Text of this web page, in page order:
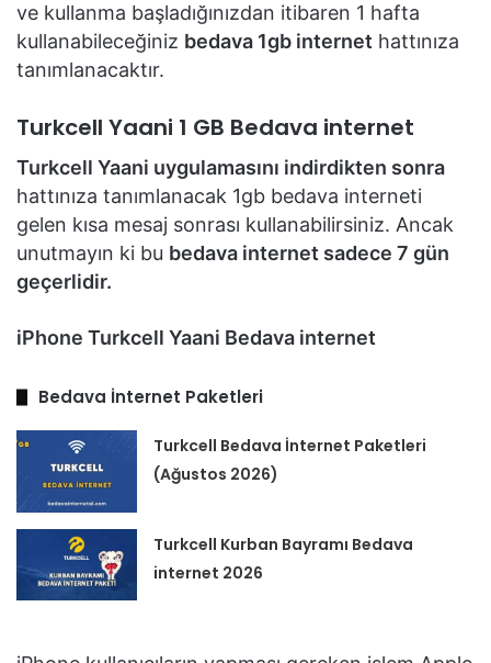
ve kullanma başladığınızdan itibaren 1 hafta
kullanabileceğiniz bedava 1gb internet hattınıza
tanımlanacaktır.
Turkcell Yaani 1 GB Bedava internet
Turkcell Yaani uygulamasını indirdikten sonra
hattınıza tanımlanacak 1gb bedava interneti
gelen kısa mesaj sonrası kullanabilirsiniz. Ancak
unutmayın ki bu bedava internet sadece 7 gün
geçerlidir.
iPhone Turkcell Yaani Bedava internet
Bedava İnternet Paketleri
Turkcell Bedava İnternet Paketleri
(Ağustos 2026)
Turkcell Kurban Bayramı Bedava
internet 2026